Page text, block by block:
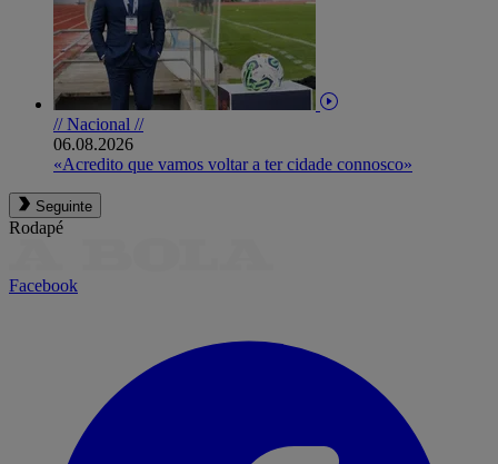
// Nacional //
06.08.2026
«Acredito que vamos voltar a ter cidade connosco»
Seguinte
Rodapé
Facebook